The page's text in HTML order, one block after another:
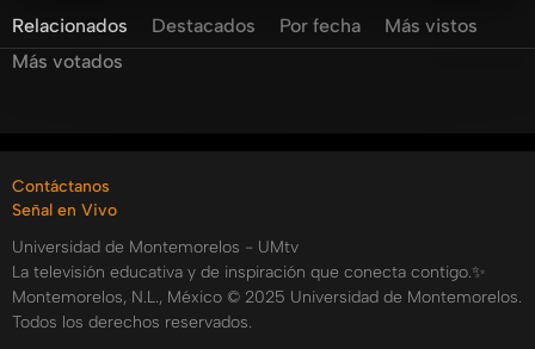
manera más amplia. Aprendemos sobre las herramientas
esenciales para el dibujo digital, el uso de lápices digitales
artística y difusión del mensaje.
Categorías:
Relacionados Destacados Por fecha
Más vistos
Más votados
Contáctanos
Señal en Vivo
Universidad de Montemorelos - UMtv
La televisión educativa y de inspiración que conecta contigo.✨
Montemorelos, N.L., México © 2025 Universidad de Montemorelos.
Todos los derechos reservados.